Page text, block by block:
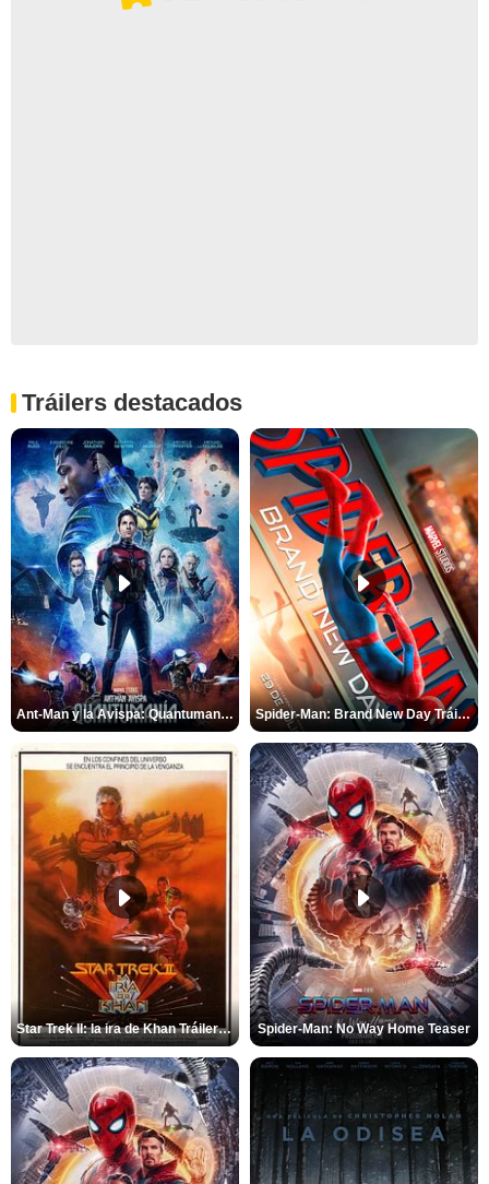
Tráilers destacados
Ant-Man y la Avispa: Quantumanía Tráiler (2) Spider-Man: Brand New Day Tráiler (3)
Star Trek II: la ira de Khan Tráiler VO Spider-Man: No Way Home Teaser